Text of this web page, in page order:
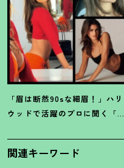
「眉は断然90sな細眉 ！ 」ハリ
ウッドで活躍のプロに聞く「本
ク】3選
関連キーワード